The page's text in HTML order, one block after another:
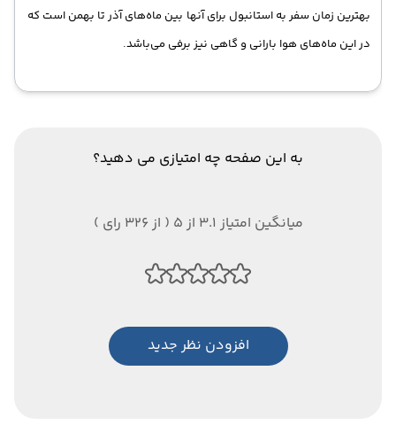
بهترین زمان سفر به استانبول برای آنها بین ماه‌های آذر تا بهمن است که
در این ماه‌های هوا بارانی و گاهی نیز برفی می‌باشد.
به این صفحه چه امتیازی می دهید؟
میانگین امتیاز 3.1 از 5 ( از 326 رای )
افزودن نظر جدید